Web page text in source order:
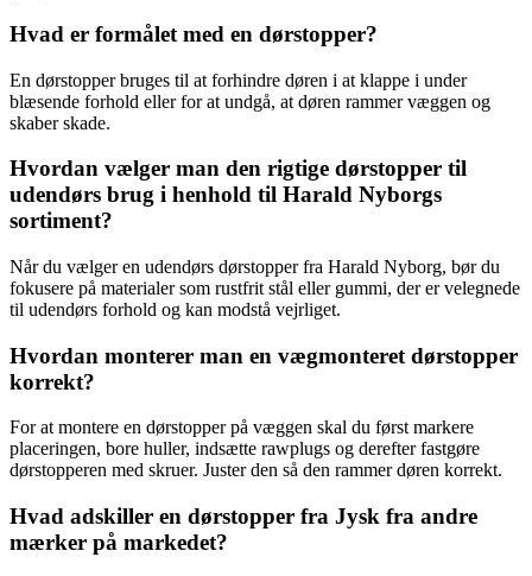
Hvad er formålet med en dørstopper?
En dørstopper bruges til at forhindre døren i at klappe i under
blæsende forhold eller for at undgå, at døren rammer væggen og
skaber skade.
Hvordan vælger man den rigtige dørstopper til
udendørs brug i henhold til Harald Nyborgs
sortiment?
Når du vælger en udendørs dørstopper fra Harald Nyborg, bør du
fokusere på materialer som rustfrit stål eller gummi, der er velegnede
til udendørs forhold og kan modstå vejrliget.
Hvordan monterer man en vægmonteret dørstopper
korrekt?
For at montere en dørstopper på væggen skal du først markere
placeringen, bore huller, indsætte rawplugs og derefter fastgøre
dørstopperen med skruer. Juster den så den rammer døren korrekt.
Hvad adskiller en dørstopper fra Jysk fra andre
mærker på markedet?